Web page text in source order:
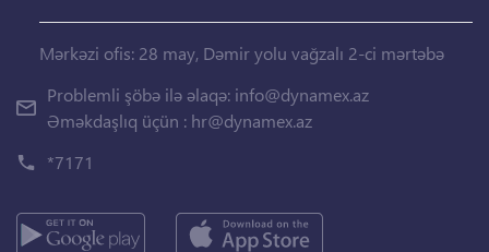
Mərkəzi ofis: 28 may, Dəmir yolu vağzalı 2-ci mərtəbə
Problemli şöbə ilə əlaqə: info@dynamex.az
Əməkdaşlıq üçün : hr@dynamex.az
*7171